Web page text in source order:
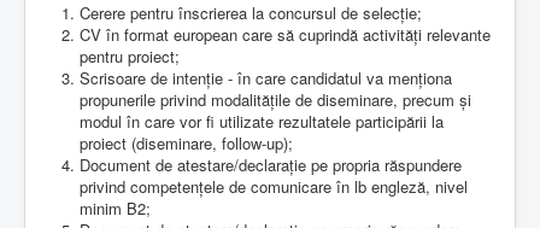
Cerere pentru înscrierea la concursul de selecție;
CV în format european care să cuprindă activități relevante
pentru proiect;
Scrisoare de intenție - în care candidatul va menționa
propunerile privind modalitățile de diseminare, precum și
modul în care vor fi utilizate rezultatele participării la
proiect (diseminare, follow-up);
Document de atestare/declarație pe propria răspundere
privind competențele de comunicare în lb engleză, nivel
minim B2;